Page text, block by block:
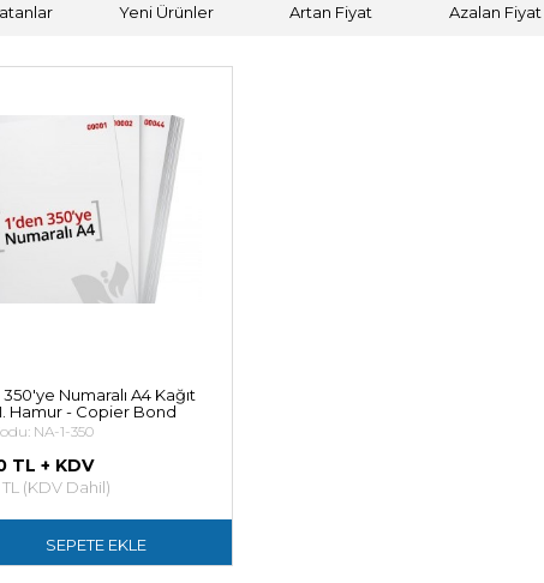
Yeni Ürünler Artan Fiyat Azalan Fiyat
Numaralı A4 Kağıt
Hamur - Copier Bond
NA-1-350
TL + KDV
(KDV Dahil)
SEPETE EKLE